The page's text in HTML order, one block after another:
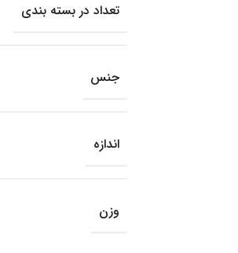
تعداد در بسته بندی
جنس
اندازه
وزن